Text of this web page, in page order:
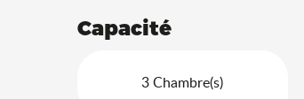
Capacité
3 Chambre(s)